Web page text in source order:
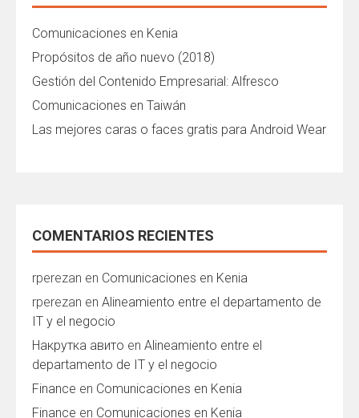
Comunicaciones en Kenia
Propósitos de año nuevo (2018)
Gestión del Contenido Empresarial: Alfresco
Comunicaciones en Taiwán
Las mejores caras o faces gratis para Android Wear
COMENTARIOS RECIENTES
rperezan en Comunicaciones en Kenia
rperezan en Alineamiento entre el departamento de
IT y el negocio
Накрутка авито en Alineamiento entre el
departamento de IT y el negocio
Finance en Comunicaciones en Kenia
Finance en Comunicaciones en Kenia